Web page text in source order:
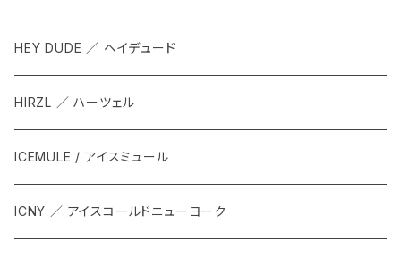
HEY DUDE ／ ヘイデュード
HIRZL ／ ハーツェル
ICEMULE / アイスミュール
ICNY ／ アイスコールドニューヨーク